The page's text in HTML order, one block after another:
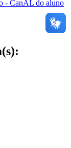
- CanAL do aluno